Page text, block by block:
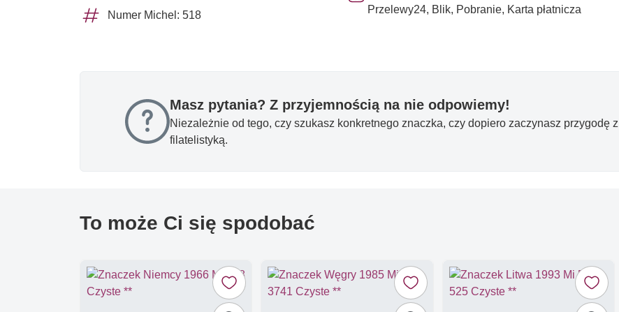
Numer Michel: 518
Przelewy24, Blik, Pobranie, Karta płatnicza
Masz pytania? Z przyjemnością na nie odpowiemy!
Niezależnie od tego, czy szukasz konkretnego znaczka, czy dopiero zaczynasz przygodę z
filatelistyką.
To może Ci się spodobać